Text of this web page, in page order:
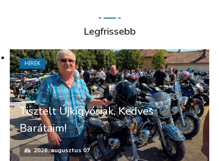
Legfrissebb
Tisztelt Újkígyósiak, Kedves
Barátaim!
2026. augusztus 07.
HÍREK